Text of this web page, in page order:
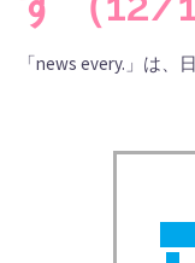
「news every.」は